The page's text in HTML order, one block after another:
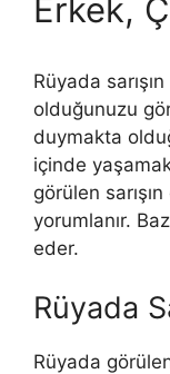
Erkek,
Rüyada
olduğunuzu
duymakta
içinde
görülen
yorumlanır.
eder.
Rüyada
Rüyada